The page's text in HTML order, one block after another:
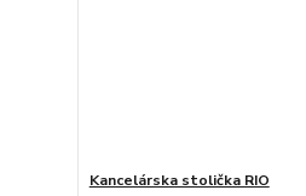
Kancelárska stolička RIO